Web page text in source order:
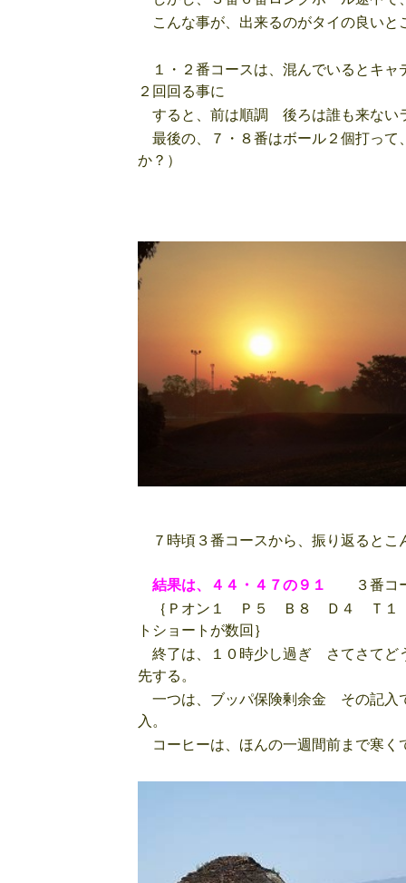
こんな事が、出来るのがタイの良いと
１・２番コースは、混んでいるとキャ
２回回る事に
すると、前は順調 後ろは誰も来ない
最後の、７・８番はボール２個打って
か？）
７時頃３番コースから、振り返るとこ
結果は、４４・４７の９１
３番コー
｛Ｐオン１ Ｐ５ Ｂ８ Ｄ４ Ｔ１
トショートが数回｝
終了は、１０時少し過ぎ さてさてど
先する。
一つは、ブッパ保険剰余金 その記入
入。
コーヒーは、ほんの一週間前まで寒く